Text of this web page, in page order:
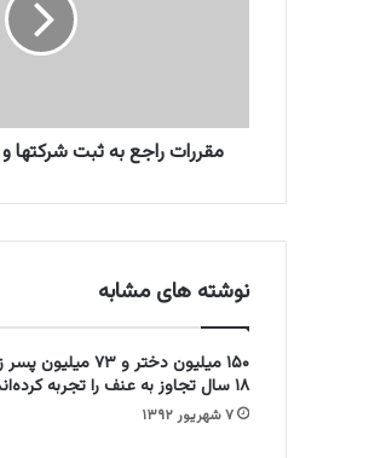
ج
ه
ت
ش
ر
ک
ت
ه
مقررات راجع به ثبت
نوشته های مشابه
۱۵۰ میلیون دختر و ۷۳ میلیون
۱۸ سال تجاوز به عنف را تجربه کرده‌اند
۷ شهریور ۱۳۹۲